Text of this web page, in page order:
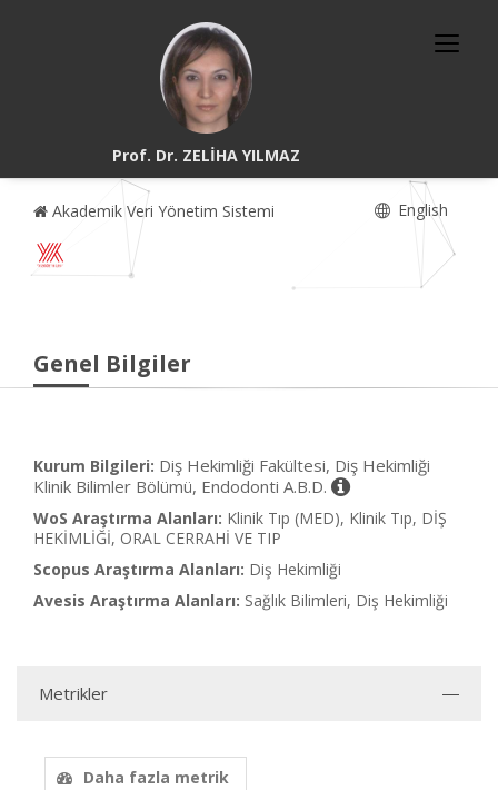
Prof. Dr. ZELİHA YILMAZ
Akademik Veri Yönetim Sistemi English
Genel Bilgiler
Kurum Bilgileri: Diş Hekimliği Fakültesi, Diş Hekimliği
Klinik Bilimler Bölümü, Endodonti A.B.D.
WoS Araştırma Alanları: Klinik Tıp (MED), Klinik Tıp, DİŞ
HEKİMLİĞİ, ORAL CERRAHİ VE TIP
Scopus Araştırma Alanları: Diş Hekimliği
Avesis Araştırma Alanları: Sağlık Bilimleri, Diş Hekimliği
Metrikler
Daha fazla metrik